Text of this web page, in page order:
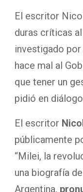
El escritor
duras críticas
investigado
hace mal al
que tener un
pidió en
El escritor
públicamente
“Milei, la
una biografía
Argentina,